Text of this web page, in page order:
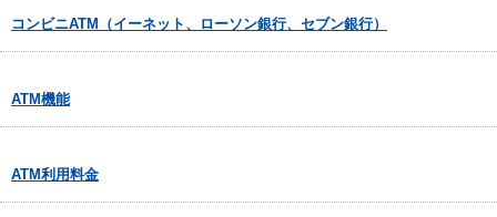
コンビニATM（イーネット、ローソン銀行、セブン銀行）
ATM機能
ATM利用料金